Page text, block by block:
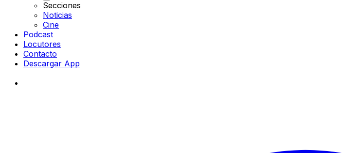
Secciones
Noticias
Cine
Podcast
Locutores
Contacto
Descargar App